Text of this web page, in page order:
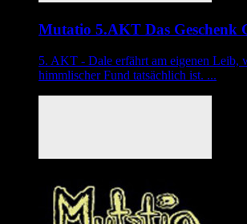
Mutatio 5.AKT Das Geschenk
5. AKT - Dale erfährt am eigenen Leib,
himmlischer Fund tatsächlich ist. ...